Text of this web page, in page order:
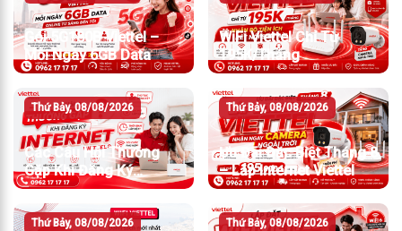
Gói 5G180B Viettel –
Mỗi Ngày 6GB Data
WiFi Viettel Chỉ Từ
195K/Tháng
Thứ Bảy, 08/08/2026
Các Câu Hỏi Thường
Gặp Khi Đăng Ký
Internet Viettel
Thứ Bảy, 08/08/2026
Ưu Đãi Đặc Biệt Tháng 8
– Lắp Internet Viettel
Thứ Bảy, 08/08/2026 Thứ Bảy, 08/08/2026